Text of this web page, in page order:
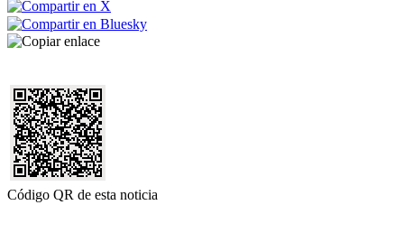
Código QR de esta noticia